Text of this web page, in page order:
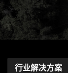
行业解决方案